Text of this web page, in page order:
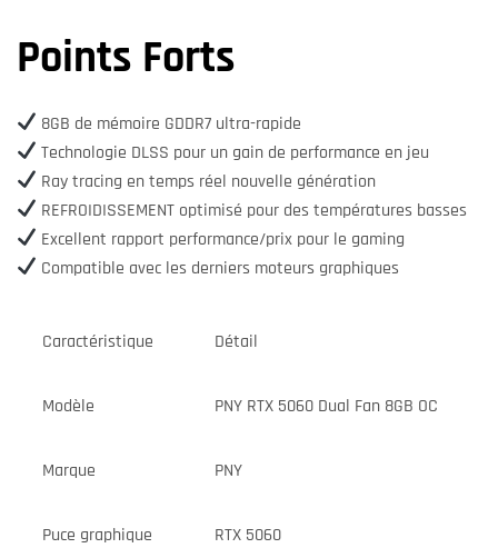
Points Forts
8GB de mémoire GDDR7 ultra-rapide
Technologie DLSS pour un gain de performance en jeu
Ray tracing en temps réel nouvelle génération
REFROIDISSEMENT optimisé pour des températures basses
Excellent rapport performance/prix pour le gaming
Compatible avec les derniers moteurs graphiques
Caractéristique Détail
Modèle PNY RTX 5060 Dual Fan 8GB OC
Marque PNY
Puce graphique RTX 5060